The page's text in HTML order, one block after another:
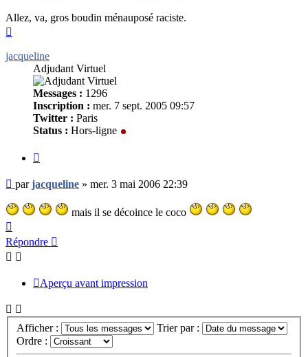
Allez, va, gros boudin ménauposé raciste.
jacqueline
Adjudant Virtuel
Messages : 1296
Inscription : mer. 7 sept. 2005 09:57
Twitter : Paris
Status : Hors-ligne
Message
non
lu
parjacqueline » mer. 3 mai 2006 22:39
mais il se décoince le coco
Répondre
Aperçu avant impression
Afficher :
Trier par :
Ordre :